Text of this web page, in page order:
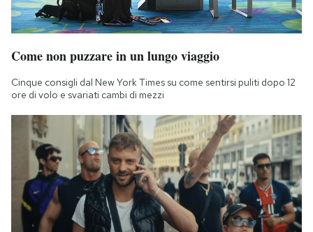
Come non puzzare in un lungo viaggio
Cinque consigli dal New York Times su come sentirsi puliti dopo 12
ore di volo e svariati cambi di mezzi